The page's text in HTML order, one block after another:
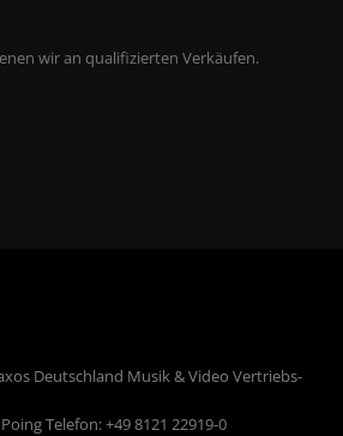
wir an qualifizierten Verkäufen.
Deutschland Musik & Video Vertriebs-
Telefon: +49 8121 22919-0